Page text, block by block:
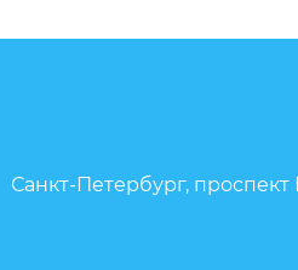
Санкт-Петербург, проспект